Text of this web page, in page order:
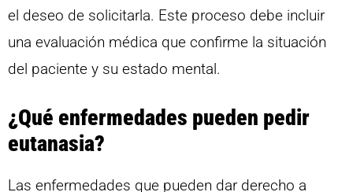
el deseo de solicitarla. Este proceso debe incluir
una evaluación médica que confirme la situación
del paciente y su estado mental.
¿Qué enfermedades pueden pedir
eutanasia?
Las enfermedades que pueden dar derecho a